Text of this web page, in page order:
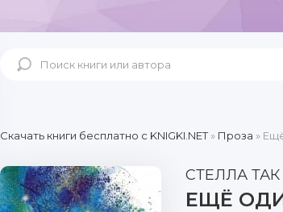
Скачать книги бесплатно c KNIGKI.NET» Проза »
СТЕЛЛА ТАК
ЕЩЁ